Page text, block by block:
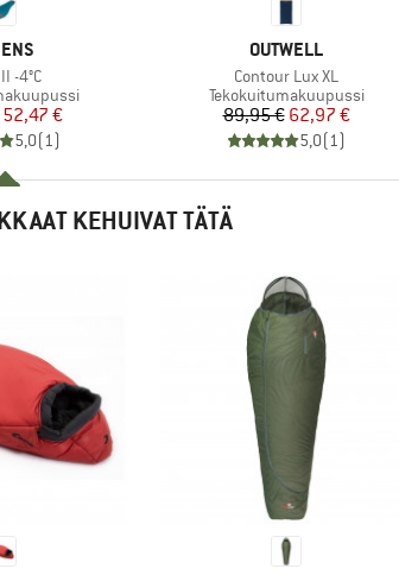
-4°C
Hinta
Alennettu hinta
52,47 €
5,0(1)
MERKKI
OUTWELL
Tuote
Contour Lux XL
Tuoteryhmä
Tekokuitumakuupussi
Hinta
89,95 €Alennettu hinta
62,97 €
5,0(1)
KEHUIVAT TÄTÄ